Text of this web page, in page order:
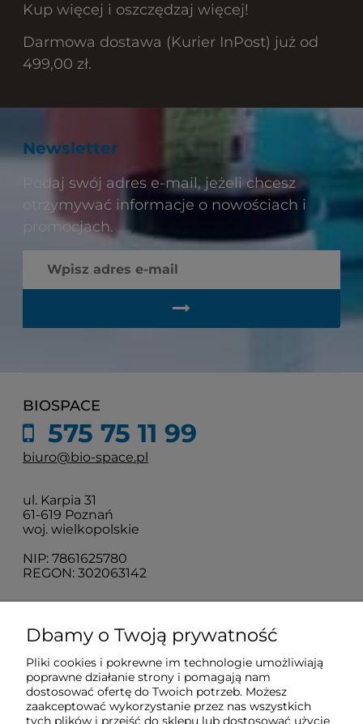
Kup więcej i oszczędzaj więcej!
Darmowa dostawa (Kurier InPost) już od
499,00 zł.
Newsletter
Podaj swój adres e-mail, jeżeli chcesz
otrzymywać informacje o nowościach i
promocjach.
BIOSPACE
575 75 11 99
biuro@bio-space.pl
ul. Karpia 31
61-619 Poznań
woj. wielkopolskie
NIP: 7861625780
REGON: 302063142
O nas
Obsługa klienta
Dbamy o Twoją prywatność
Pliki cookies i pokrewne im technologie umożliwiają
poprawne działanie strony i pomagają nam
dostosować ofertę do Twoich potrzeb. Możesz
zaakceptować wykorzystanie przez nas wszystkich
tych plików i przejść do sklepu lub dostosować użycie